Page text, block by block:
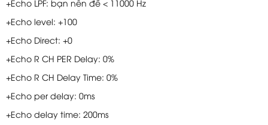
+Echo LPF: bạn nên để < 11000 Hz
+Echo level: +100
+Echo Direct: +0
+Echo R CH PER Delay: 0%
+Echo R CH Delay Time: 0%
+Echo per delay: 0ms
+Echo delay time: 200ms